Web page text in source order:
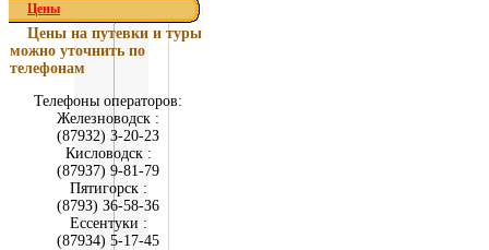
Цены
Цены на путевки и туры
можно уточнить по
телефонам
Телефоны операторов:
Железноводск :
(879З2) З-20-2З
Кисловодск :
(879З7) 9-81-79
Пятигорск :
(879З) З6-58-З6
Ессентуки :
(879З4) 5-17-45